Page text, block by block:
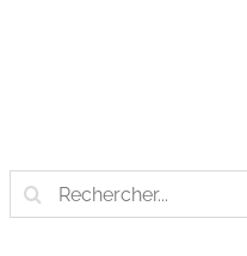
Rechercher: